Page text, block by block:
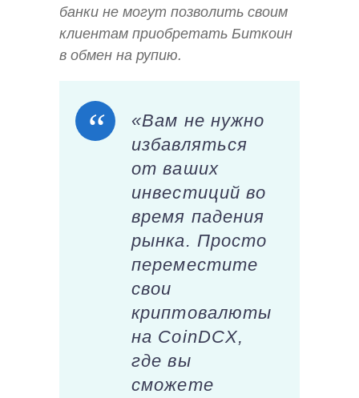
банки не могут позволить своим
клиентам приобретать Биткоин
в обмен на рупию.
«Вам не нужно
избавляться
от ваших
инвестиций во
время падения
рынка. Просто
переместите
свои
криптовалюты
на CoinDCX,
где вы
сможете